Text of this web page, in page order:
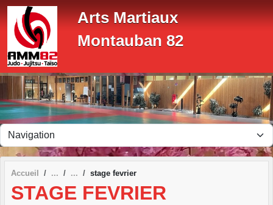
Arts Martiaux
Montauban 82
Accueil stage fevrier
STAGE FEVRIER
Panneau de gestion des cookies